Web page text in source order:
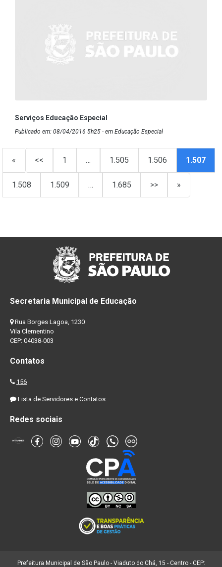
Serviços Educação Especial
Publicado em: 08/04/2016 5h25 - em Educação Especial
« << 1 … 1.505 1.506 1.507
1.508 1.509 … 1.685 >> »
Secretaria Municipal de Educação
Rua Borges Lagoa, 1230
Vila Clementino
CEP: 04038-003
Contatos
156
Lista de Servidores e Contatos
Redes sociais
Prefeitura Municipal de São Paulo - Viaduto do Chá, 15 - Centro - CEP: